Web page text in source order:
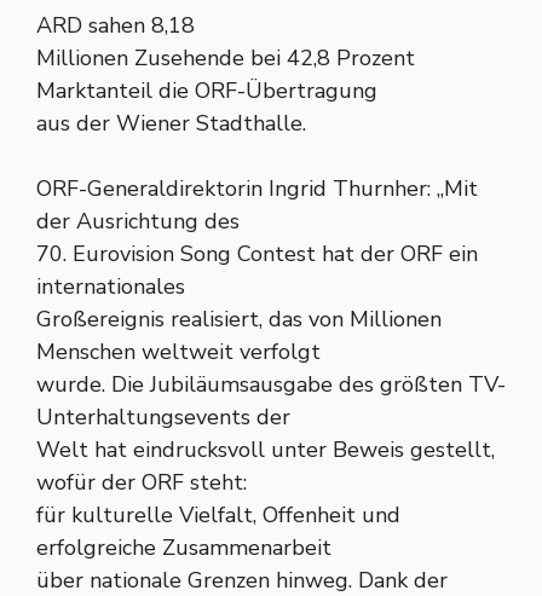
ARD sahen 8,18
Millionen Zusehende bei 42,8 Prozent
Marktanteil die ORF-Übertragung
aus der Wiener Stadthalle.
ORF-Generaldirektorin Ingrid Thurnher: „Mit
der Ausrichtung des
70. Eurovision Song Contest hat der ORF ein
internationales
Großereignis realisiert, das von Millionen
Menschen weltweit verfolgt
wurde. Die Jubiläumsausgabe des größten TV-
Unterhaltungsevents der
Welt hat eindrucksvoll unter Beweis gestellt,
wofür der ORF steht:
für kulturelle Vielfalt, Offenheit und
erfolgreiche Zusammenarbeit
über nationale Grenzen hinweg. Dank der